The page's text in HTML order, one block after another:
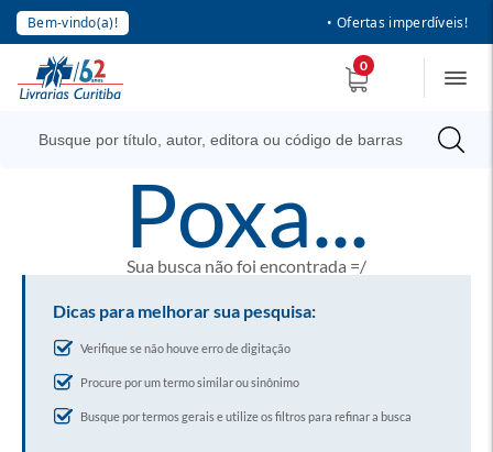
Bem-vindo(a)! • Ofertas imperdíveis!
0
poxa...
Sua busca não foi encontrada =/
Dicas para melhorar sua pesquisa:
Verifique se não houve erro de digitação
Procure por um termo similar ou sinônimo
Busque por termos gerais e utilize os filtros para refinar a busca